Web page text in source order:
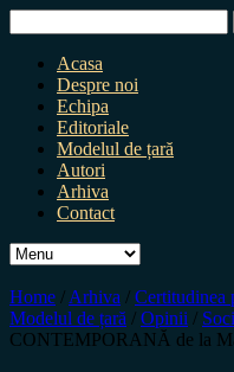
for:
Acasa
Despre noi
Echipa
Editoriale
Modelul de țară
Autori
Arhiva
Contact
Home / Arhiva / Certitudinea
Modelul de țară / Opinii /
CONTEMPORANĂ de la